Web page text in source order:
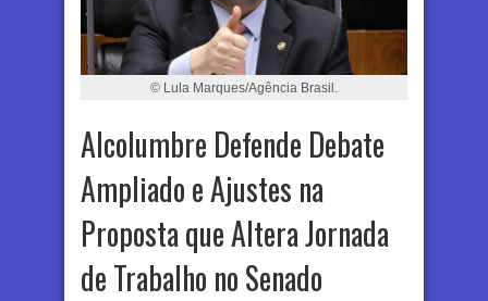
© Lula Marques/Agência Brasil.
Alcolumbre Defende Debate
Ampliado e Ajustes na
Proposta que Altera Jornada
de Trabalho no Senado